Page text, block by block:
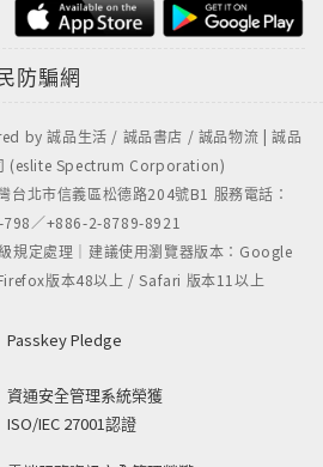
防騙網
by 誠品生活 / 誠品書店 / 誠品物流 | 誠品
(eslite Spectrum Corporation)
北市信義區松德路204號B1 服務電話：
／+886-2-8789-8921
規定處理｜建議使用瀏覽器版本：Google
版本48以上 / Safari 版本11以上
Passkey Pledge
資通安全管理系統榮獲
ISO/IEC 27001認證